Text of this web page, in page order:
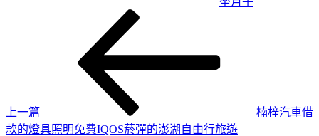
上一篇
楠梓汽車借
款的燈具照明免費IQOS菸彈的澎湖自由行旅遊